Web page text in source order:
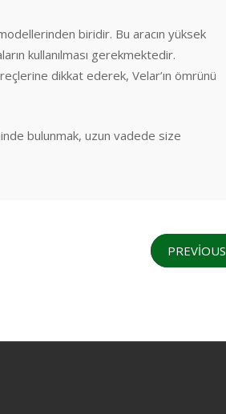
biridir. Bu aracın yüksek
kullanılması gerekmektedir.
dikkat ederek, Velar’ın ömrünü
bulunmak, uzun vadede size
PREVIOUS